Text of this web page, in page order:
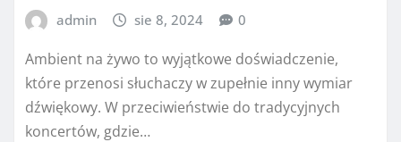
admin sie 8, 2024 0
Ambient na żywo to wyjątkowe doświadczenie,
które przenosi słuchaczy w zupełnie inny wymiar
dźwiękowy. W przeciwieństwie do tradycyjnych
koncertów, gdzie…